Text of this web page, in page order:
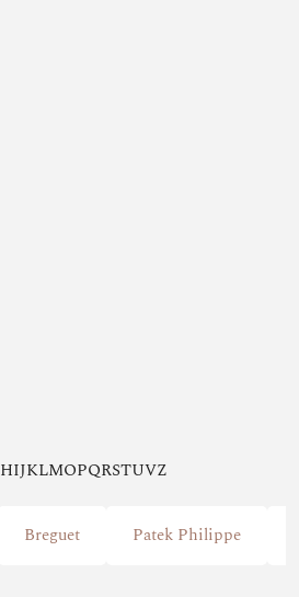
HIJKLMOPQRSTUVZ
Breguet Patek Philippe